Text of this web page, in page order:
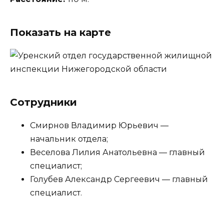
Показать на карте
Сотрудники
Смирнов Владимир Юрьевич —
начальник отдела;
Веселова Лилия Анатольевна — главный
специалист;
Голубев Александр Сергеевич — главный
специалист.